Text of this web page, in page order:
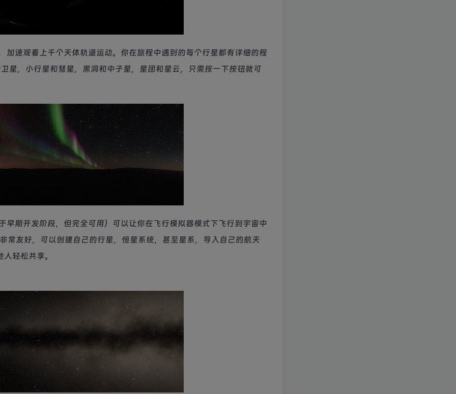
速观看上千个天体轨道运动。你在旅程中遇到的每个行星都有详细的程
星，小行星和彗星，黑洞和中子星，星团和星云，只需按一下按钮就可
期开发阶段，但完全可用）可以让你在飞行模拟器模式下飞行到宇宙中
友好，可以创建自己的行星，恒星系统，甚至星系，导入自己的航天
轻松共享。